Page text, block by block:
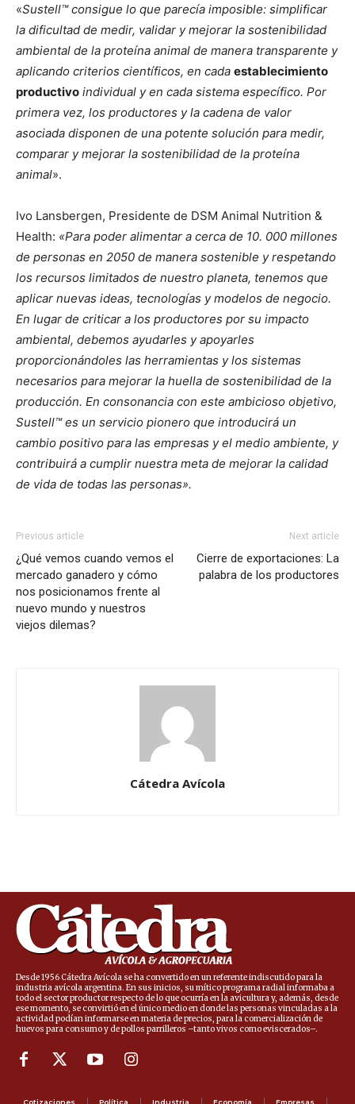
«Sustell™ consigue lo que parecía imposible: simplificar
la dificultad de medir, validar y mejorar la sostenibilidad
ambiental de la proteína animal de manera transparente y
aplicando criterios científicos, en cada establecimiento
productivo individual y en cada sistema específico. Por
primera vez, los productores y la cadena de valor
asociada disponen de una potente solución para medir,
comparar y mejorar la sostenibilidad de la proteína
animal».
Ivo Lansbergen, Presidente de DSM Animal Nutrition &
Health: «Para poder alimentar a cerca de 10. 000 millones
de personas en 2050 de manera sostenible y respetando
los recursos limitados de nuestro planeta, tenemos que
aplicar nuevas ideas, tecnologías y modelos de negocio.
En lugar de criticar a los productores por su impacto
ambiental, debemos ayudarles y apoyarles
proporcionándoles las herramientas y los sistemas
necesarios para mejorar la huella de sostenibilidad de la
producción. En consonancia con este ambicioso objetivo,
Sustell™ es un servicio pionero que introducirá un
cambio positivo para las empresas y el medio ambiente, y
contribuirá a cumplir nuestra meta de mejorar la calidad
de vida de todas las personas».
Previous article
¿Qué vemos cuando vemos el
mercado ganadero y cómo
nos posicionamos frente al
nuevo mundo y nuestros
viejos dilemas?
Next article
Cierre de exportaciones: La
palabra de los productores
Cátedra Avícola
Desde 1956 Cátedra Avícola se ha convertido en un referente indiscutido para la
industria avícola argentina. En sus inicios, su mítico programa radial informaba a
todo el sector productor respecto de lo que ocurría en la avicultura y, además, desde
ese momento, se convirtió en el único medio en donde las personas vinculadas a la
actividad podían informarse en materia de precios, para la comercialización de
huevos para consumo y de pollos parrilleros –tanto vivos como eviscerados–.
Cotizaciones Política Industria Economía Empresas